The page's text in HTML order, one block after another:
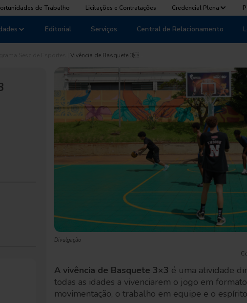
de Trabalho Licitações e Contratações Credencial Plena
Editorial Serviços Central de Relacionamento
Vivência de Basquete 3…
Divulgação
A vivência de Basquete 3×3 é uma atividade
todas as idades a vivenciarem o jogo em
movimentação, o trabalho em equipe e o